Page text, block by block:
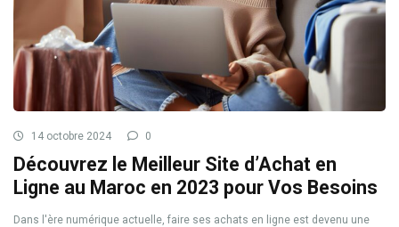
14 octobre 2024 0
Découvrez le Meilleur Site d’Achat en
Ligne au Maroc en 2023 pour Vos Besoins
Dans l'ère numérique actuelle, faire ses achats en ligne est devenu une